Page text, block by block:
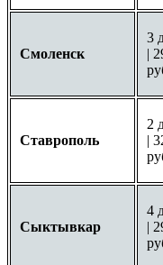
Смоленск
3
|
Ставрополь
2
|
Сыктывкар
4
|